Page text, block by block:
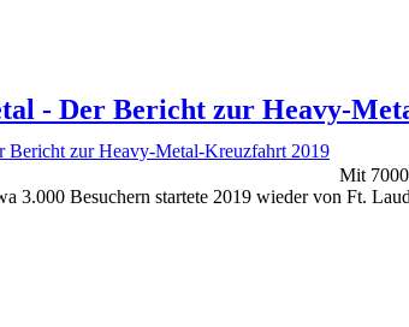
- Der Bericht zur Heavy-
Mit
3.000 Besuchern startete 2019 wieder von Ft.